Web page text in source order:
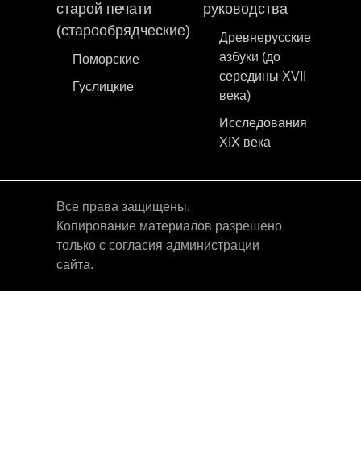
старой печати
(старообрядческие)
Поморские
Гуслицкие
руководства
Древнерусские
азбуки (до
середины XVII
века)
Исследования
XIX века
Все права защищены.
Копирование материалов разрешено
только с согласия администрации
сайта.